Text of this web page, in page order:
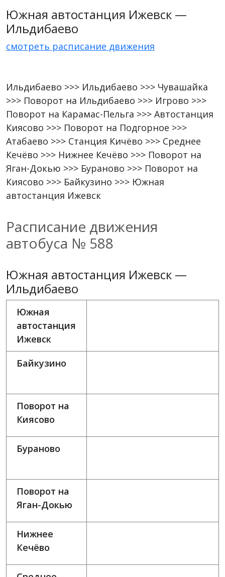
Южная автостанция Ижевск —
Ильдибаево
смотреть расписание движения
Ильдибаево >>> Ильдибаево >>> Чувашайка
>>> Поворот на Ильдибаево >>> Игрово >>>
Поворот на Карамас-Пельга >>> Автостанция
Киясово >>> Поворот на Подгорное >>>
Атабаево >>> Станция Кичёво >>> Среднее
Кечёво >>> Нижнее Кечёво >>> Поворот на
Яган-Докью >>> Бураново >>> Поворот на
Киясово >>> Байкузино >>> Южная
автостанция Ижевск
Расписание движения
автобуса № 588
Южная автостанция Ижевск —
Ильдибаево
Южная
автостанция
Ижевск
Байкузино
Поворот на
Киясово
Бураново
Поворот на
Яган-Докью
Нижнее
Кечёво